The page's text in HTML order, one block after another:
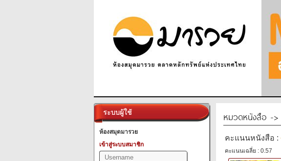
ระบบผู้ใช้
ห้องสมุดมารวย
เข้าสู่ระบบสมาชิก
หมวดหนังสือ ->
คะแนนหนังสือ :
คะแนนเฉลี่ย : 0.57